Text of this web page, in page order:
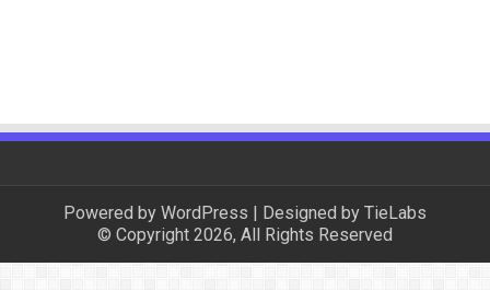
Powered by WordPress | Designed by TieLabs
© Copyright 2026, All Rights Reserved